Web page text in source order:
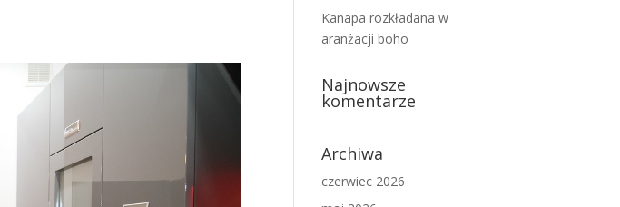
Kanapa rozkładana w
aranżacji boho
Najnowsze
komentarze
Archiwa
czerwiec 2026